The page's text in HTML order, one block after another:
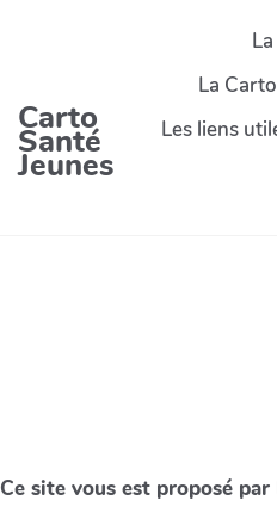
Carto
Santé
Jeunes
La
Les liens
Ce site vous est proposé par